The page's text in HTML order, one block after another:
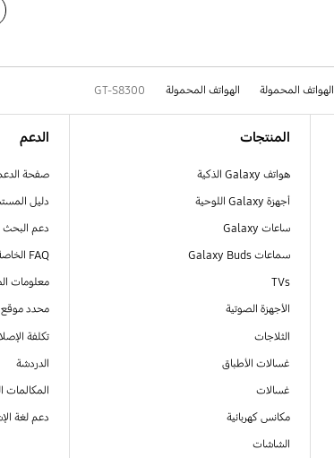
الهواتف المحمولة الهواتف المحمولة GT-S8300
المنتجات
هواتف Galaxy الذكية
أجهزة Galaxy اللوحية
ساعات Galaxy
سماعات Galaxy Buds
TVs
الأجهزة الصوتية
الثلاجات
غسالات الأطباق
غسالات
مكانس كهربائية
الشاشات
الدعم
صفحة
دليل
دعم البحث
FAQ الخاصة بالتسوّق
معلومات
محدد موقع
تكلفة
الدردشة
المكالمات
دعم لغة